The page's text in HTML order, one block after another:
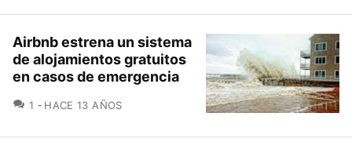
Airbnb estrena un sistema
de alojamientos gratuitos
en casos de emergencia
1 COMENTARIOS
HACE 13 AÑOS